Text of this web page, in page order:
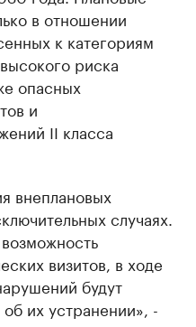
в отношении
к категориям
риска
опасных
и
II класса
внеплановых
случаях.
визитов, в ходе
будут
их устранении», -